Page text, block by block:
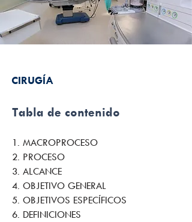
CIRUGÍA
Tabla de contenido
1. MACROPROCESO
2. PROCESO
3. ALCANCE
4. OBJETIVO GENERAL
5. OBJETIVOS ESPECÍFICOS
6. DEFINICIONES